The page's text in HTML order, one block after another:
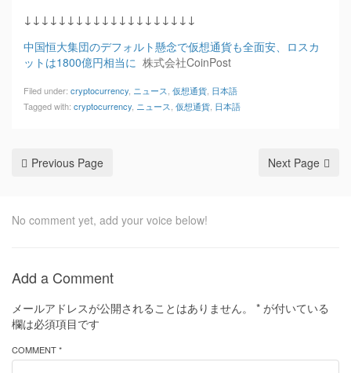
↓↓↓↓↓↓↓↓↓↓↓↓↓↓↓↓↓↓↓↓
中国恒大集団のデフォルト懸念で仮想通貨も全面安、ロスカ
ットは1800億円相当に 株式会社CoinPost
Filed under: cryptocurrency ニュース 仮想通貨 日本語
Tagged with: cryptocurrency ニュース 仮想通貨 日本語
Previous Page Next Page
No comment yet, add your voice below!
Add a Comment
メールアドレスが公開されることはありません。 * が付いている
欄は必須項目です
COMMENT *